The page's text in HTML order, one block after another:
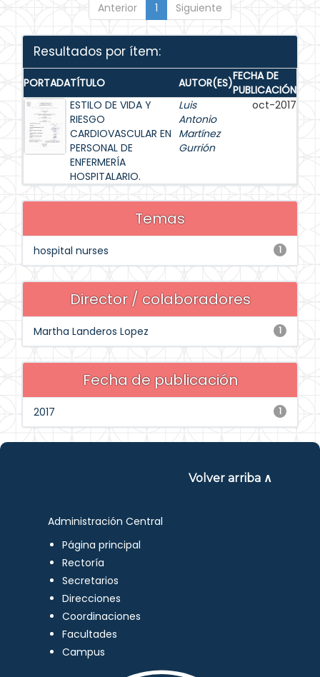
Anterior 1 Siguiente
Resultados por ítem:
PORTADATÍTULO AUTOR(ES)FECHA DE
PUBLICACIÓN
ESTILO DE VIDA Y
RIESGO
CARDIOVASCULAR EN
PERSONAL DE
ENFERMERÍA
HOSPITALARIO.
Luis
Antonio
Martínez
Gurrión
oct-2017
Temas
1
hospital nurses
Director / colaboradores
1
Martha Landeros Lopez
Fecha de publicación
1
2017
Volver arriba ∧
Administración Central
Página principal
Rectoría
Secretarios
Direcciones
Coordinaciones
Facultades
Campus